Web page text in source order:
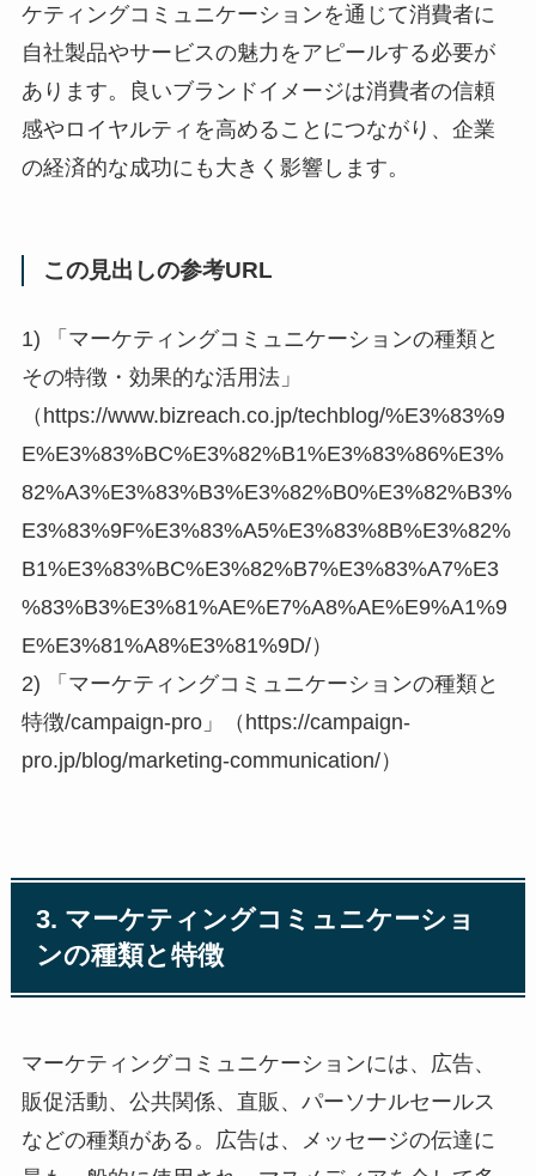
ケティングコミュニケーションを通じて消費者に
自社製品やサービスの魅力をアピールする必要が
あります。良いブランドイメージは消費者の信頼
感やロイヤルティを高めることにつながり、企業
の経済的な成功にも大きく影響します。
この見出しの参考URL
1) 「マーケティングコミュニケーションの種類と
その特徴・効果的な活用法」
（https://www.bizreach.co.jp/techblog/%E3%83%9
E%E3%83%BC%E3%82%B1%E3%83%86%E3%
82%A3%E3%83%B3%E3%82%B0%E3%82%B3%
E3%83%9F%E3%83%A5%E3%83%8B%E3%82%
B1%E3%83%BC%E3%82%B7%E3%83%A7%E3
%83%B3%E3%81%AE%E7%A8%AE%E9%A1%9
E%E3%81%A8%E3%81%9D/）
2) 「マーケティングコミュニケーションの種類と
特徴/campaign-pro」（https://campaign-
pro.jp/blog/marketing-communication/）
3. マーケティングコミュニケーショ
ンの種類と特徴
マーケティングコミュニケーションには、広告、
販促活動、公共関係、直販、パーソナルセールス
などの種類がある。広告は、メッセージの伝達に